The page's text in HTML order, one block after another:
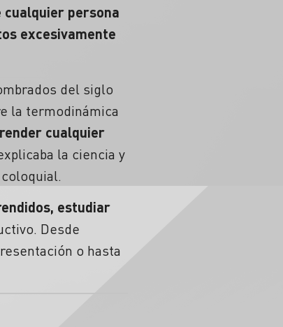
cualquier persona
excesivamente
del siglo
la termodinámica
cualquier
la ciencia y
estudiar
Desde
o hasta